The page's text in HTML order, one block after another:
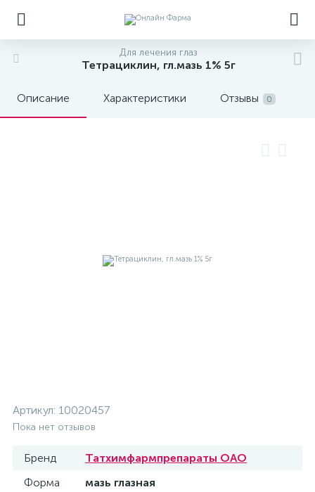
Для лечения глаз
Тетрациклин, гл.мазь 1% 5г
Описание Характеристики Отзывы 0
Артикул: 10020457
Пока нет отзывов
Бренд
Татхимфармпрепараты ОАО
Форма
мазь глазная